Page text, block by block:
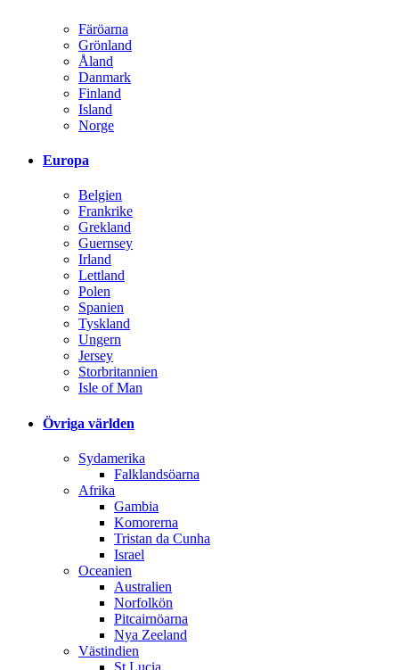
Färöarna
Grönland
Åland
Danmark
Finland
Island
Norge
Europa
Belgien
Frankrike
Grekland
Guernsey
Irland
Lettland
Polen
Spanien
Tyskland
Ungern
Jersey
Storbritannien
Isle of Man
Övriga världen
Sydamerika
Falklandsöarna
Afrika
Gambia
Komorerna
Tristan da Cunha
Israel
Oceanien
Australien
Norfolkön
Pitcairnöarna
Nya Zeeland
Västindien
St Lucia